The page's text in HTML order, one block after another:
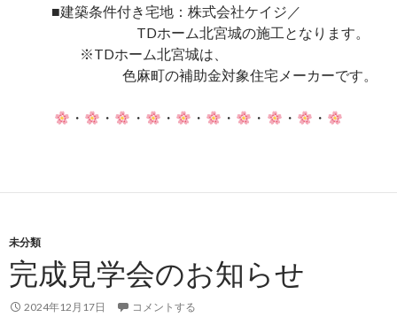
■建築条件付き宅地：株式会社ケイジ／
TDホーム北宮城の施工となります。
※TDホーム北宮城は、
色麻町の補助金対象住宅メーカーです。
・ ・ ・ ・ ・ ・ ・ ・ ・
未分類
完成見学会のお知らせ
2024年12月17日 コメントする